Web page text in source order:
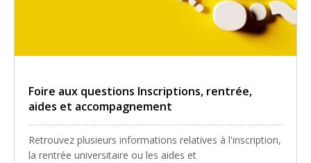
Foire aux questions Inscriptions, rentrée,
aides et accompagnement
Retrouvez plusieurs informations relatives à l'inscription,
la rentrée universitaire ou les aides et